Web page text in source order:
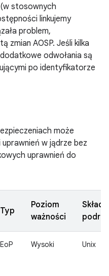
stosownych
linkujemy
problem,
zmian AOSP. Jeśli kilka
odwołania są
po identyfikatorze
może
w jądrze bez
uprawnień do
Typ
Poziom
ważności
EoP Wysoki Unix